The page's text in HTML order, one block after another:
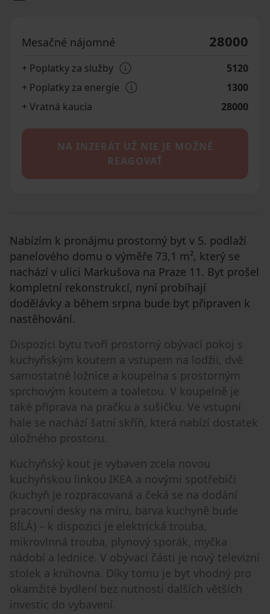
Mesačné nájomné 28000
+ Poplatky za služby
5120
+ Poplatky za energie
1300
+ Vratná kaucia
28000
NA INZERÁT UŽ NIE JE MOŽNÉ
REAGOVAŤ
Nabízím k pronájmu prostorný byt v 5. podlaží
panelového domu o výměře 73,1 m², který se
nachází v ulici Markušova na Praze 11. Byt prošel
kompletní rekonstrukcí, nyní probíhají
dodělávky a během srpna bude byt připraven k
nastěhování.
Dispozici bytu tvoří prostorný obývací pokoj s
kuchyňským koutem a vstupem na lodžii, dvě
samostatné ložnice a koupelna s prostorným
sprchovým koutem a toaletou. V koupelně je
také příprava na pračku a sušičku. Ve vstupní
hale se nachází šatní skříň, která nabízí dostatek
úložného prostoru.
Kuchyňský kout je vybaven zcela novou
kuchyňskou linkou IKEA a novými spotřebiči
(kuchyň je rozpracovaná a čeká se na dodání
pracovní desky na míru, barva kuchyně bude
BÍLÁ) – k dispozici je elektrická trouba,
mikrovlnná trouba, plynový sporák, myčka
nádobí a lednice. V obývací části je nový televizní
stolek a knihovna. Díky tomu je byt vhodný pro
okamžité bydlení bez nutnosti dalších větších
investic do vybavení.